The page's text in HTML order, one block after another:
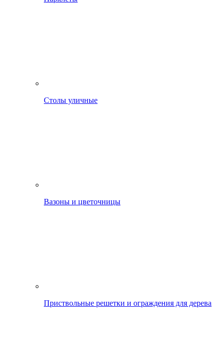
Столы уличные
Вазоны и цветочницы
Приствольные решетки и ограждения для дерева